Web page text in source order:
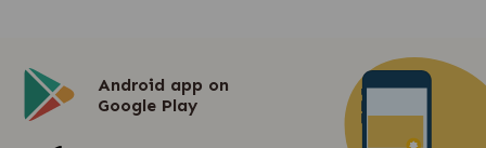
Android app on
Google Play